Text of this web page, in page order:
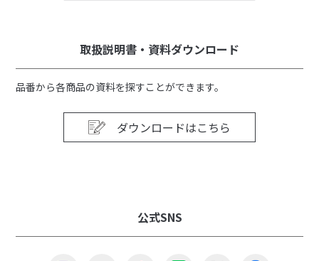
取扱説明書・資料ダウンロード
品番から各商品の資料を探すことができます。
ダウンロードはこちら
公式SNS